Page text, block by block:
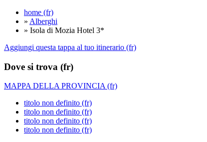
home (fr)
» Alberghi
» Isola di Mozia Hotel 3*
Aggiungi questa tappa al tuo itinerario (fr)
Dove si trova (fr)
MAPPA DELLA PROVINCIA (fr)
titolo non definito (fr)
titolo non definito (fr)
titolo non definito (fr)
titolo non definito (fr)